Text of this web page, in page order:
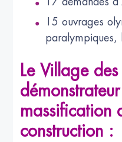
15 ouvrages
paralympiques,
Le Village
massification
construction :